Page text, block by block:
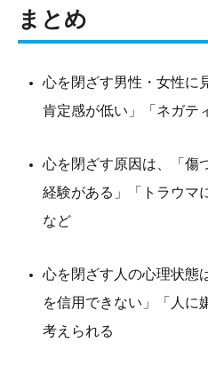
まとめ
心を閉ざす男性・女性に
肯定感が低い」「ネガテ
心を閉ざす原因は、「傷
経験がある」「トラウマ
など
心を閉ざす人の心理状態
を信用できない」「人に
考えられる